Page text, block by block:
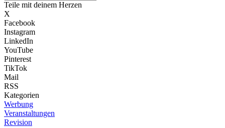
Teile mit deinem Herzen
X
Facebook
Instagram
LinkedIn
YouTube
Pinterest
TikTok
Mail
RSS
Kategorien
Werbung
Veranstaltungen
Revision